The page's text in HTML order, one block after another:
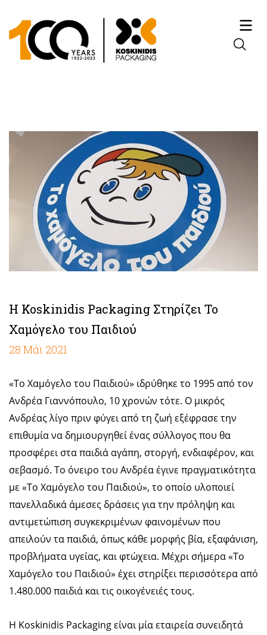
Η Koskinidis Packaging Στηρίζει Το
Χαμόγελο του Παιδιού
28 Μάι 2021
«Το Χαμόγελο του Παιδιού» ιδρύθηκε το 1995 από τον
Ανδρέα Γιαννόπουλο, 10 χρονών τότε. Ο μικρός
Ανδρέας λίγο πριν φύγει από τη ζωή εξέφρασε την
επιθυμία να δημιουργηθεί ένας σύλλογος που θα
προσφέρει στα παιδιά αγάπη, στοργή, ενδιαφέρον, και
σεβασμό. Το όνειρο του Ανδρέα έγινε πραγματικότητα
με «Το Χαμόγελο του Παιδιού», το οποίο υλοποιεί
πανελλαδικά άμεσες δράσεις για την πρόληψη και
αντιμετώπιση συγκεκριμένων φαινομένων που
απειλούν τα παιδιά, όπως κάθε μορφής βία, εξαφάνιση,
προβλήματα υγείας, και φτώχεια. Μέχρι σήμερα «Το
Χαμόγελο του Παιδιού» έχει στηρίξει περισσότερα από
1.480.000 παιδιά και τις οικογένειές τους.
Η Koskinidis Packaging είναι μία εταιρεία συνειδητά